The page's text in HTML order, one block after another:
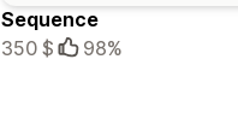
Sequence
350 $
98%